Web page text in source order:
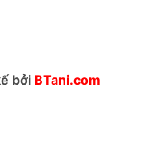
bởi BTani.com